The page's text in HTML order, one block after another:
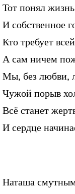
Тот понял
И собственное
Кто требует
А сам ничем
Мы, без любви,
Чужой порыв
Всё станет
И сердце
Наташа